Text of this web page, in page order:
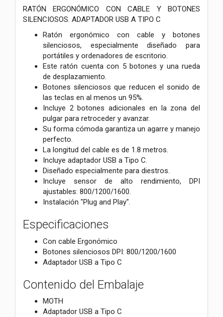
RATÓN ERGONÓMICO CON CABLE Y BOTONES
SILENCIOSOS. ADAPTADOR USB A TIPO C
Ratón ergonómico con cable y botones
silenciosos, especialmente diseñado para
portátiles y ordenadores de escritorio.
Este ratón cuenta con 5 botones y una rueda
de desplazamiento.
Botones silenciosos que reducen el sonido de
las teclas en al menos un 95%.
Incluye 2 botones adicionales en la zona del
pulgar para retroceder y avanzar.
Su forma cómoda garantiza un agarre y manejo
perfecto.
La longitud del cable es de 1.8 metros.
Incluye adaptador USB a Tipo C.
Diseñado especialmente para diestros.
Incluye sensor de alto rendimiento, DPI
ajustables: 800/1200/1600.
Instalación "Plug and Play".
Especificaciones
Con cable Ergonómico
Botones silenciosos DPI: 800/1200/1600
Adaptador USB a Tipo C
Contenido del Embalaje
MOTH
Adaptador USB a Tipo C